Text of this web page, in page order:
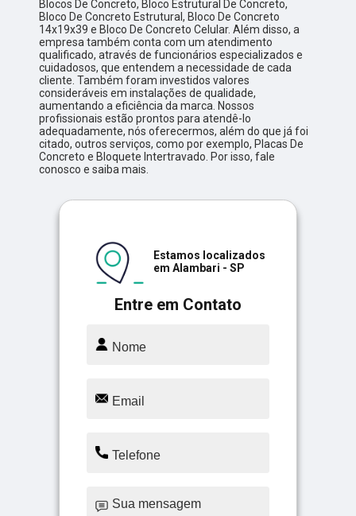
Blocos De Concreto, Bloco Estrutural De Concreto,
Bloco De Concreto Estrutural, Bloco De Concreto
14x19x39 e Bloco De Concreto Celular. Além disso, a
empresa também conta com um atendimento
qualificado, através de funcionários especializados e
cuidadosos, que entendem a necessidade de cada
cliente. Também foram investidos valores
consideráveis em instalações de qualidade,
aumentando a eficiência da marca. Nossos
profissionais estão prontos para atendê-lo
adequadamente, nós oferecermos, além do que já foi
citado, outros serviços, como por exemplo, Placas De
Concreto e Bloquete Intertravado. Por isso, fale
conosco e saiba mais.
Entre em Contato
Estamos localizados
em Alambari - SP